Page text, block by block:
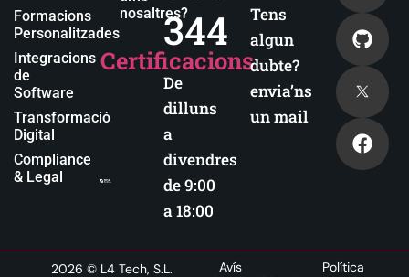
Formacions
Personalitzades
Integracions
de
Software
Transformació
Digital
Compliance
& Legal
nosaltres?
Certificacions
344
De
dilluns
a
divendres
de 9:00
a 18:00
Tens
algun
dubte?
envia’ns
un mail
2026 © L4 Tech, S.L.
Avís
Política